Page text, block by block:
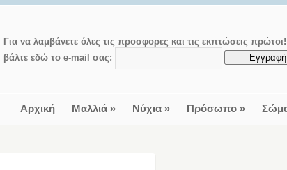
Για να λαμβάνετε όλες τις προσφορες και τις εκπτώσεις πρώτοι!
βάλτε εδώ το e-mail σας:
Αρχική Μαλλιά» Νύχια» Πρόσωπο»